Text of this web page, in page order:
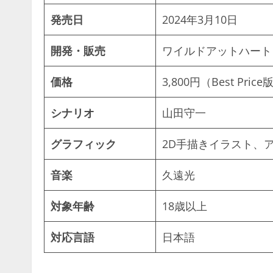
発売日 2024年3月10日
開発・販売 ワイルドアットハート
価格 3,800円（Best Price版
シナリオ 山田守一
グラフィック 2D手描きイラスト、
音楽 久遠光
対象年齢 18歳以上
対応言語 日本語